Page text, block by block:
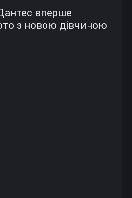
вперше
з новою дівчиною